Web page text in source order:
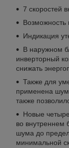
7 скоростей
Индикация
В наружном
инверторный
снижать
Также для
применена
также
Новые
во внутреннем
шума до
минимальной